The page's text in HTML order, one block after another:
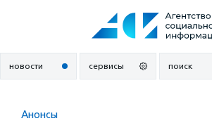
новости сервисы поиск
Анонсы